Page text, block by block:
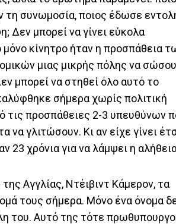
τη συνωμοσία, ποιος έδωσε
Δεν μπορεί να γίνει εύκολα
κίνητρο ήταν η προσπάθεια
μιας μικρής πόλης να
μπορεί να στηθεί όλο αυτό το
σήμερα χωρίς πολιτική
τις προσπάθειες 2-3 υπευθύνων
να γλιτώσουν. Κι αν είχε γίνει
23 χρόνια για να λάμψει η
Αγγλίας, Ντέιβιντ Κάμερον, τα
τους σήμερα. Μόνο ένα όνομα
του. Αυτό της τότε